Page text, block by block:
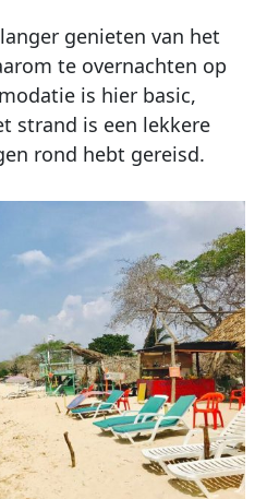
genieten van het
te overnachten op
is hier basic,
strand is een lekkere
rond hebt gereisd.